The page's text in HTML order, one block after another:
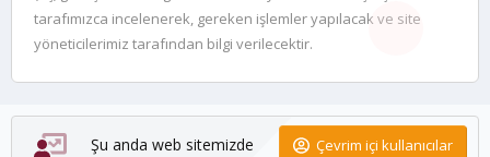
tarafımızca incelenerek, gereken işlemler yapılacak ve site
yöneticilerimiz tarafından bilgi verilecektir.
Şu anda web sitemizde Çevrim içi kullanıcılar